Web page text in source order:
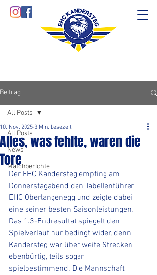
Beitrag
All Posts
News
Matchberichte
All Posts
Alles, was fehlte, waren die
Tore
10. Nov. 2025 3 Min. Lesezeit
Der EHC Kandersteg empfing am
Donnerstagabend den Tabellenführer
EHC Oberlangenegg und zeigte dabei
eine seiner besten Saisonleistungen.
Das 1:3-Endresultat spiegelt den
Spielverlauf nur bedingt wider, denn
Kandersteg war über weite Strecken
ebenbürtig, teils sogar
spielbestimmend. Die Mannschaft